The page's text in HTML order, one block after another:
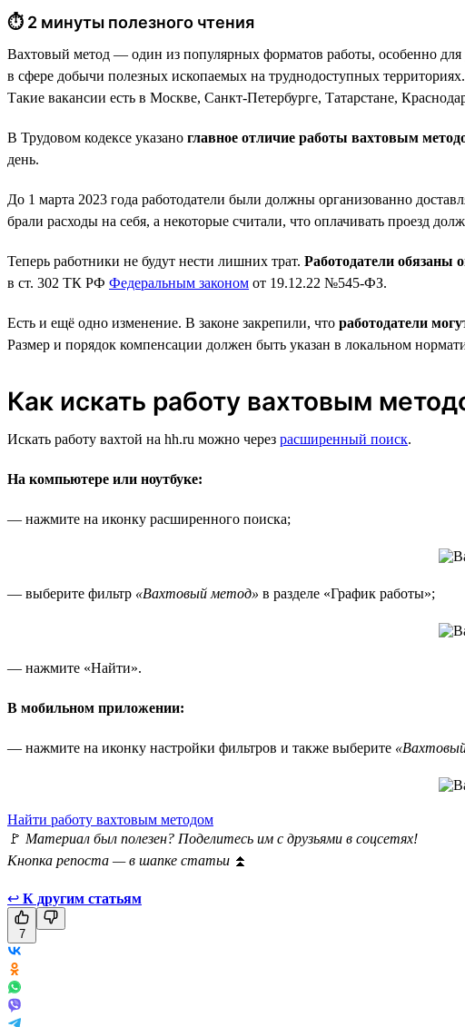
⏱ 2 минуты полезного чтения
Вахтовый метод — один из популярных форматов работы, особенно
в сфере добычи полезных ископаемых на труднодоступных
Такие вакансии есть в Москве, Санкт-Петербурге, Татарстане,
В Трудовом кодексе указано главное отличие работы вахтовым
день.
До 1 марта 2023 года работодатели были должны организованно
брали расходы на себя, а некоторые считали, что оплачивать проезд
Теперь работники не будут нести лишних трат. Работодатели обязаны
в ст. 302 ТК РФ Федеральным законом от 19.12.22 №545-ФЗ.
Есть и ещё одно изменение. В законе закрепили, что работодатели
Размер и порядок компенсации должен быть указан в локальном
Как искать работу вахтовым
Искать работу вахтой на hh.ru можно через расширенный поиск.
На компьютере или ноутбуке:
— нажмите на иконку расширенного поиска;
— выберите фильтр «Вахтовый метод» в разделе «График работы»;
— нажмите «Найти».
В мобильном приложении:
— нажмите на иконку настройки фильтров и также выберите
Найти работу вахтовым методом
🚩 Материал был полезен? Поделитесь им с друзьями в соцсетях!
Кнопка репоста — в шапке статьи ⏫
↩ К другим статьям
7